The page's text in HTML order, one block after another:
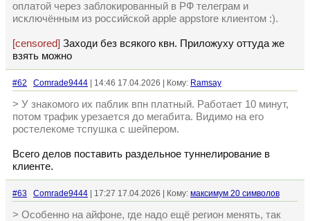
оплатой через заблокированный в РФ телеграм и
исключённым из российской apple appstore клиентом :).
[censored] Заходи без всякого квн. Приложуху оттуда же
взять можно
#62 Comrade9444 | 14:46 17.04.2026 | Кому: Ramsay
> У знакомого их паблик впн платный. Работает 10 минут,
потом трафик урезается до мегабита. Видимо на его
ростелекоме тспушка с шейпером.
Всего делов поставить раздельное туннелирование в
клиенте.
#63 Comrade9444 | 17:27 17.04.2026 | Кому: максимум 20 символов
> Особенно на айфоне, где надо ещё регион менять, так